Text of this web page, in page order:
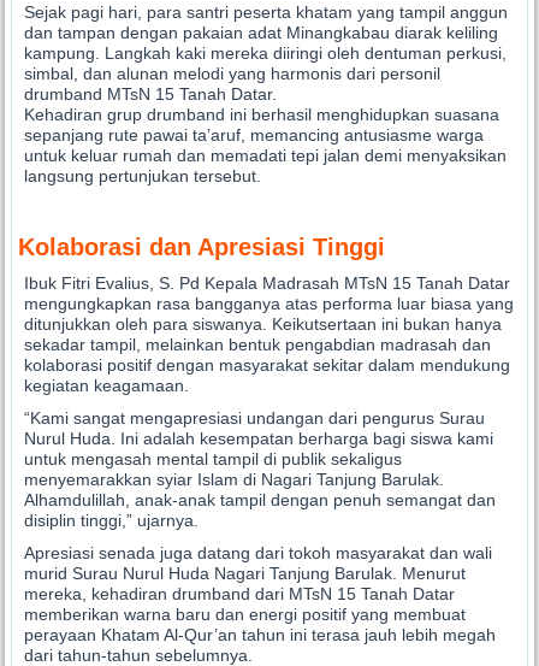
Sejak pagi hari, para santri peserta khatam yang tampil anggun
dan tampan dengan pakaian adat Minangkabau diarak keliling
kampung. Langkah kaki mereka diiringi oleh dentuman perkusi,
simbal, dan alunan melodi yang harmonis dari personil
drumband MTsN 15 Tanah Datar.
Kehadiran grup drumband ini berhasil menghidupkan suasana
sepanjang rute pawai ta’aruf, memancing antusiasme warga
untuk keluar rumah dan memadati tepi jalan demi menyaksikan
langsung pertunjukan tersebut.
Kolaborasi dan Apresiasi Tinggi
Ibuk Fitri Evalius, S. Pd Kepala Madrasah MTsN 15 Tanah Datar
mengungkapkan rasa bangganya atas performa luar biasa yang
ditunjukkan oleh para siswanya. Keikutsertaan ini bukan hanya
sekadar tampil, melainkan bentuk pengabdian madrasah dan
kolaborasi positif dengan masyarakat sekitar dalam mendukung
kegiatan keagamaan.
“Kami sangat mengapresiasi undangan dari pengurus Surau
Nurul Huda. Ini adalah kesempatan berharga bagi siswa kami
untuk mengasah mental tampil di publik sekaligus
menyemarakkan syiar Islam di Nagari Tanjung Barulak.
Alhamdulillah, anak-anak tampil dengan penuh semangat dan
disiplin tinggi,” ujarnya.
Apresiasi senada juga datang dari tokoh masyarakat dan wali
murid Surau Nurul Huda Nagari Tanjung Barulak. Menurut
mereka, kehadiran drumband dari MTsN 15 Tanah Datar
memberikan warna baru dan energi positif yang membuat
perayaan Khatam Al-Qur’an tahun ini terasa jauh lebih megah
dari tahun-tahun sebelumnya.